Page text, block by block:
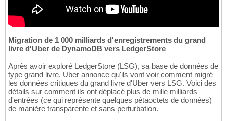
Migration de 1 000 milliards d'enregistrements du grand
livre d'Uber de DynamoDB vers LedgerStore
Après avoir exploré LedgerStore (LSG), sa base de données de
type grand livre, Uber annonce qu'ils vont voir comment migré
les données critiques du grand livre d'Uber vers LSG. Voici des
détails sur comment ils ont déplacé plus de mille milliards
d'entrées (ce qui représente quelques pétaoctets de données)
de manière transparente et sans perturbation.